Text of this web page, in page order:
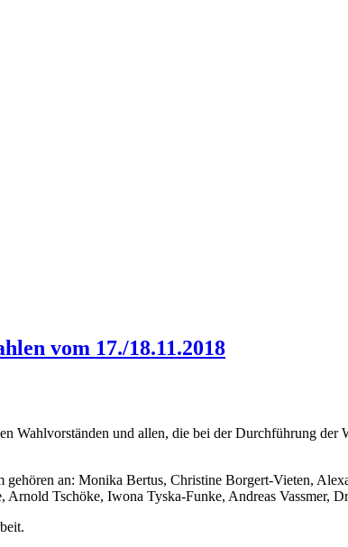
vom 17./18.11.2018
Wahlvorständen und allen, die bei der Durchführung
an: Monika Bertus, Christine Borgert-Vieten,
Tschöke, Iwona Tyska-Funke, Andreas Vassmer,